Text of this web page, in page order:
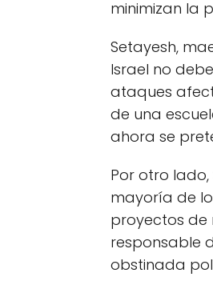
minimizan la
Setayesh,
Israel no
ataques
de una
ahora se
Por otro
mayoría de
proyectos de
responsable
obstinada